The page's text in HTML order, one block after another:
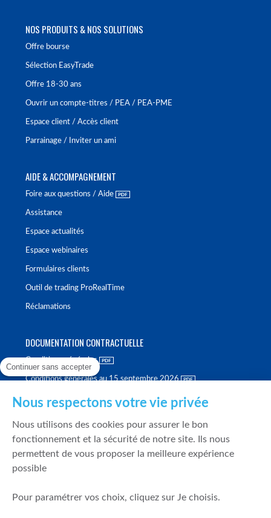
NOS PRODUITS & NOS SOLUTIONS
Offre bourse
Sélection EasyTrade
Offre 18-30 ans
Ouvrir un compte-titres / PEA / PEA-PME
Espace client / Accès client
Parrainage / Inviter un ami
AIDE & ACCOMPAGNEMENT
Foire aux questions / Aide
Assistance
Espace actualités
Espace webinaires
Formulaires clients
Outil de trading ProRealTime
Réclamations
DOCUMENTATION CONTRACTUELLE
Conditions générales
Conditions générales au 15 septembre 2026
Politique de meilleure sélection
Politique de durabilité
Fonds de garantie des dépôts et de résolution
Continuer sans accepter
Nous respectons votre vie privée
Nous utilisons des cookies pour assurer le bon
fonctionnement et la sécurité de notre site. Ils nous
permettent de vous proposer la meilleure expérience
possible
Pour paramétrer vos choix, cliquez sur Je choisis.